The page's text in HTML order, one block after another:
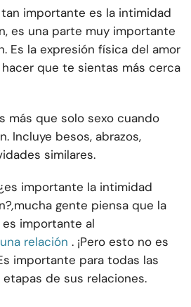
importante es la intimidad
es una parte muy importante
Es la expresión física del amor
que te sientas más cerca
más que solo sexo cuando
Incluye besos, abrazos,
similares.
importante la intimidad
,mucha gente piensa que la
importante al
relación . ¡Pero esto no es
importante para todas las
de sus relaciones.